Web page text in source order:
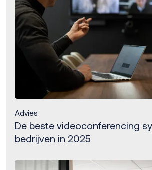
Advies
De beste videoconferencing
bedrijven in 2025